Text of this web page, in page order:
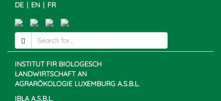
DE
EN FR
INSTITUT FIR BIOLOGESCH
LANDWIRTSCHAFT AN
AGRARÖKOLOGIE LUXEMBURG A.S.B.L.
IBLA A.S.B.L.